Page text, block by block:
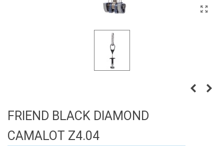
FRIEND BLACK DIAMOND
CAMALOT Z4.04